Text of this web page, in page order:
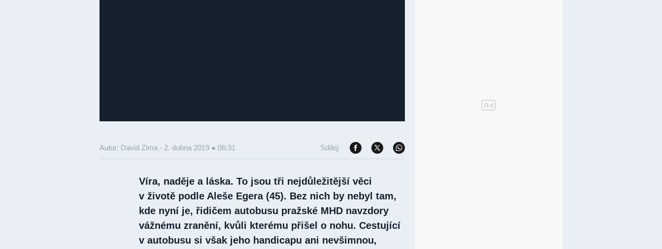
Autor: David Zima - 2. dubna 2019 ● 06:31 Sdílej:
Víra, naděje a láska. To jsou tři nejdůležitější věci
v životě podle Aleše Egera (45). Bez nich by nebyl tam,
kde nyní je, řidičem autobusu pražské MHD navzdory
vážnému zranění, kvůli kterému přišel o nohu. Cestující
v autobusu si však jeho handicapu ani nevšimnou,